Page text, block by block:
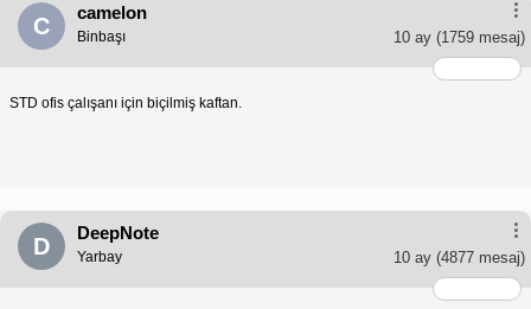
C
camelon
10 ay (1759 mesaj)
Binbaşı
STD ofis çalışanı için biçilmiş kaftan.
D
DeepNote
10 ay (4877 mesaj)
Yarbay